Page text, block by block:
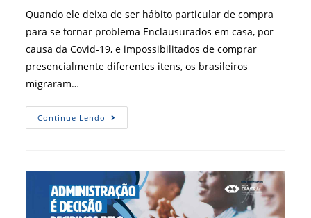
post:
Quando ele deixa de ser hábito particular de compra
para se tornar problema Enclausurados em casa, por
causa da Covid-19, e impossibilitados de comprar
presencialmente diferentes itens, os brasileiros
migraram…
Continue Lendo Consumo
Ou